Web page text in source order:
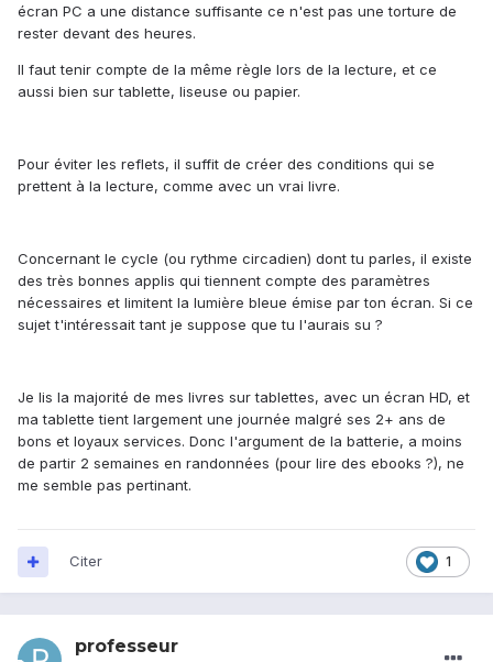
écran PC a une distance suffisante ce n'est pas une torture de
rester devant des heures.
Il faut tenir compte de la même règle lors de la lecture, et ce
aussi bien sur tablette, liseuse ou papier.
Pour éviter les reflets, il suffit de créer des conditions qui se
prettent à la lecture, comme avec un vrai livre.
Concernant le cycle (ou rythme circadien) dont tu parles, il existe
des très bonnes applis qui tiennent compte des paramètres
nécessaires et limitent la lumière bleue émise par ton écran. Si ce
sujet t'intéressait tant je suppose que tu l'aurais su ?
Je lis la majorité de mes livres sur tablettes, avec un écran HD, et
ma tablette tient largement une journée malgré ses 2+ ans de
bons et loyaux services. Donc l'argument de la batterie, a moins
de partir 2 semaines en randonnées (pour lire des ebooks ?), ne
me semble pas pertinant.
1
Citer
professeur